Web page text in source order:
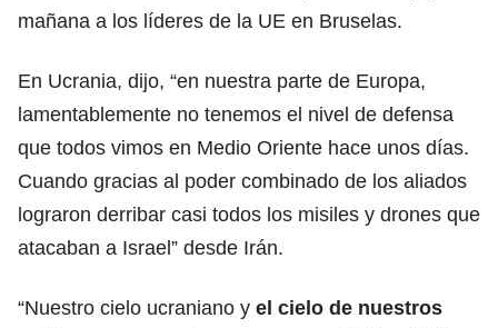
mañana a los líderes de la UE en Bruselas.
En Ucrania, dijo, “en nuestra parte de Europa,
lamentablemente no tenemos el nivel de defensa
que todos vimos en Medio Oriente hace unos días.
Cuando gracias al poder combinado de los aliados
lograron derribar casi todos los misiles y drones que
atacaban a Israel” desde Irán.
“Nuestro cielo ucraniano y el cielo de nuestros